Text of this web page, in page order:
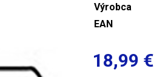
Výrobca
EAN
18,99 €